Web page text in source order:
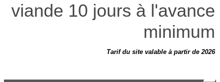
viande 10 jours à l'avance
minimum
Tarif du site valable à partir de 2026